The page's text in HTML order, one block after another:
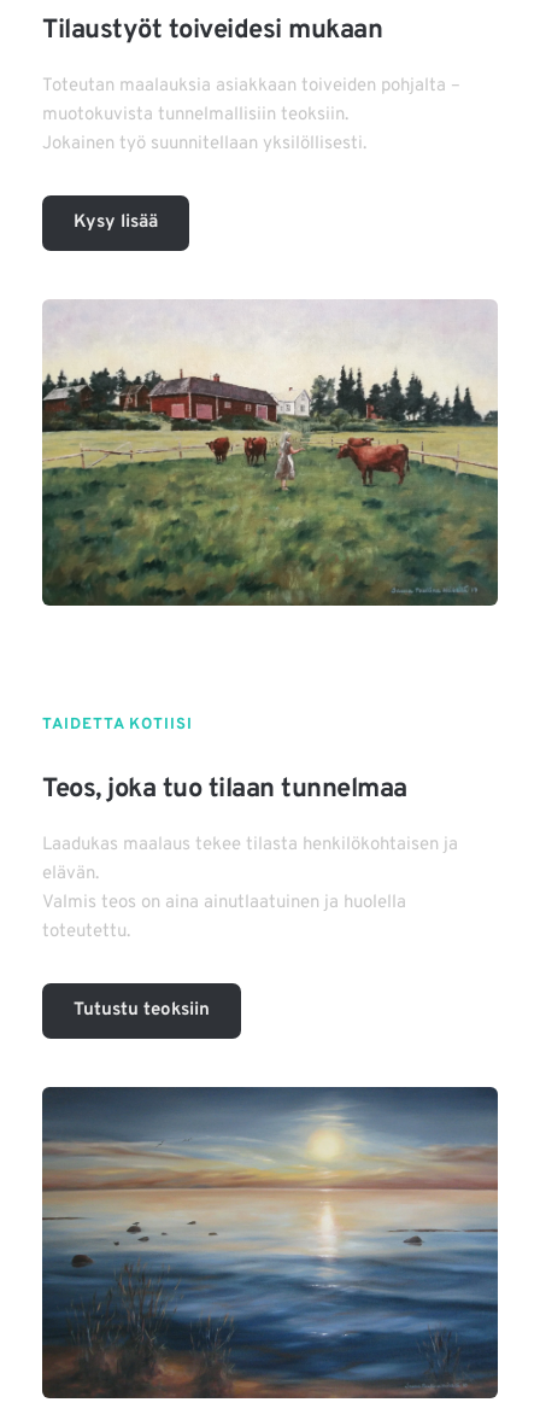
Tilaustyöt toiveidesi mukaan
Toteutan maalauksia asiakkaan toiveiden pohjalta –
muotokuvista tunnelmallisiin teoksiin.
Jokainen työ suunnitellaan yksilöllisesti.
Kysy lisää
TAIDETTA KOTIISI
Teos, joka tuo tilaan tunnelmaa
Laadukas maalaus tekee tilasta henkilökohtaisen ja
elävän.
Valmis teos on aina ainutlaatuinen ja huolella
toteutettu.
Tutustu teoksiin